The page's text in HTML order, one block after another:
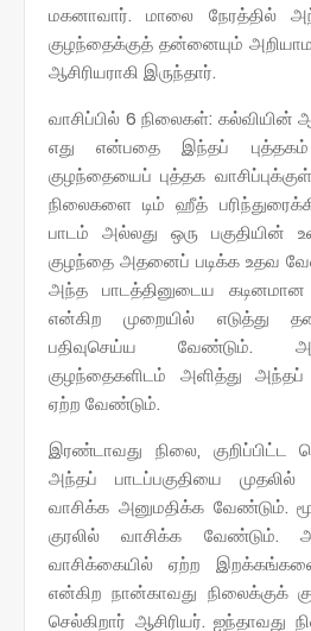
மகனாவார். மாலை நேரத்தில்
குழந்தைக்குத் தன்னையும்
ஆசிரியராகி இருந்தார்.
வாசிப்பில் 6 நிலைகள்:
எது என்பதை இந்தப் புத்தகம்
குழந்தையைப் புத்தக
நிலைகளை டிம் ஹீத்
பாடம் அல்லது ஒரு பகுதியின்
குழந்தை அதனைப் படிக்க உதவ
அந்த பாடத்தினுடைய
என்கிற முறையில் எடுத்து
பதிவுசெய்ய வேண்டும்.
குழந்தைகளிடம் அளித்து
ஏற்ற வேண்டும்.
இரண்டாவது நிலை,
அந்தப் பாடப்பகுதியை
வாசிக்க அனுமதிக்க வேண்டும்.
குரலில் வாசிக்க வேண்டும்.
வாசிக்கையில் ஏற்ற
என்கிற நான்காவது நிலைக்குக்
செல்கிறார் ஆசிரியர். ஐந்தாவது